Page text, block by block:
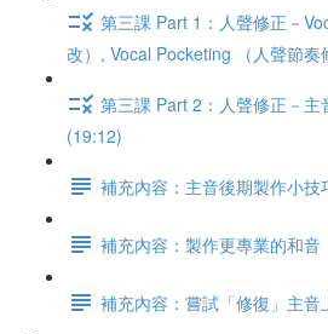
第三課 Part 1：人聲修正－
改）, Vocal Pocketing （人聲節奏
第三課 Part 2：人聲修正－
(19:12)
補充內容：主音後期製作小技
補充內容：製作更專業的和音
補充內容：嘗試「修復」主音